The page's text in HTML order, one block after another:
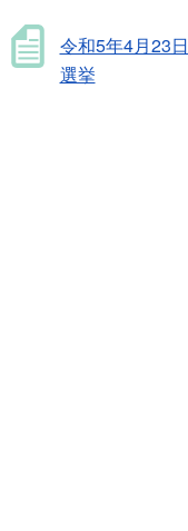
令和5年4月23
選挙